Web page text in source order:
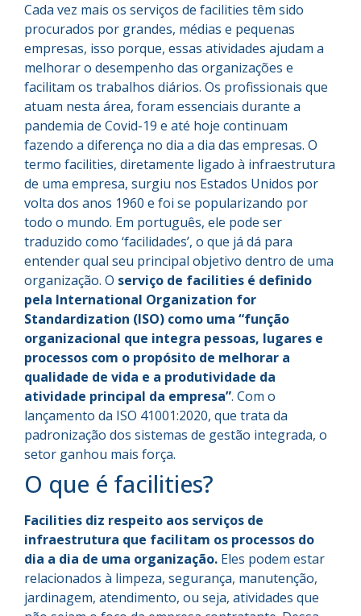
Cada vez mais os serviços de facilities têm sido
procurados por grandes, médias e pequenas
empresas, isso porque, essas atividades ajudam a
melhorar o desempenho das organizações e
facilitam os trabalhos diários. Os profissionais que
atuam nesta área, foram essenciais durante a
pandemia de Covid-19 e até hoje continuam
fazendo a diferença no dia a dia das empresas. O
termo facilities, diretamente ligado à infraestrutura
de uma empresa, surgiu nos Estados Unidos por
volta dos anos 1960 e foi se popularizando por
todo o mundo. Em português, ele pode ser
traduzido como ‘facilidades’, o que já dá para
entender qual seu principal objetivo dentro de uma
organização. O serviço de facilities é definido
pela International Organization for
Standardization (ISO) como uma “função
organizacional que integra pessoas, lugares e
processos com o propósito de melhorar a
qualidade de vida e a produtividade da
atividade principal da empresa”. Com o
lançamento da ISO 41001:2020, que trata da
padronização dos sistemas de gestão integrada, o
setor ganhou mais força.
O que é facilities?
Facilities diz respeito aos serviços de
infraestrutura que facilitam os processos do
dia a dia de uma organização. Eles podem estar
relacionados à limpeza, segurança, manutenção,
jardinagem, atendimento, ou seja, atividades que